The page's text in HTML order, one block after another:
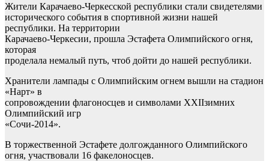
Жители Карачаево-Черкесской республики стали свидетелями
исторического события в спортивной жизни нашей
республики. На территории
Карачаево-Черкесии, прошла Эстафета Олимпийского огня,
которая
проделала немалый путь, чтоб дойти до нашей республики.
Хранители лампады с Олимпийским огнем вышли на стадион
«Нарт» в
сопровождении флагоносцев и символами XXIIзимних
Олимпийский игр
«Сочи-2014».
В торжественной Эстафете долгожданного Олимпийского
огня, участвовали 16 факелоносцев.